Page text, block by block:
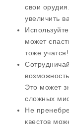
свои
увеличить
может
тоже учатся!
Это может
сложных
Не
квестов